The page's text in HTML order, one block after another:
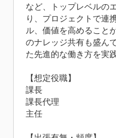
など、トップレベルの
り、プロジェクトで連
ル、価値を高めること
のナレッジ共有も盛ん
た先進的な働き方を実
【想定役職】
課長
課長代理
主任